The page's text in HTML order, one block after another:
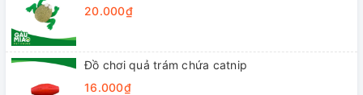
20.000₫
Đồ chơi quả trám chứa catnip
16.000₫